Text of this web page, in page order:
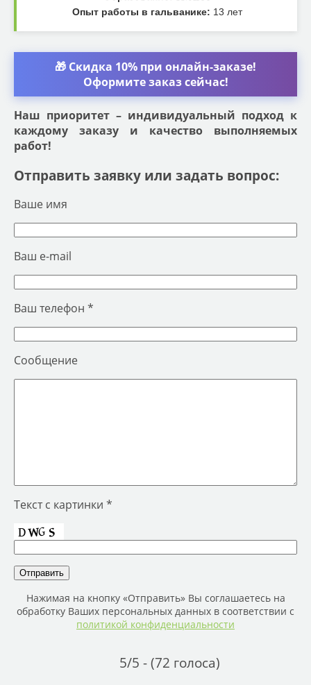
Опыт работы в гальванике: 13 лет
🎁 Скидка 10% при онлайн-заказе!
Оформите заказ сейчас!
Наш приоритет – индивидуальный подход к
каждому заказу и качество выполняемых
работ!
Отправить заявку или задать вопрос:
Ваше имя
Ваш e-mail
Ваш телефон *
Сообщение
Текст с картинки *
Нажимая на кнопку «Отправить» Вы соглашаетесь на
обработку Ваших персональных данных в соответствии с
политикой конфиденциальности
5/5 - (72 голоса)